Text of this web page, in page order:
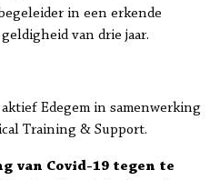
in een erkende
van drie jaar.
Edegem in samenwerking
Training & Support.
van Covid-19 tegen te